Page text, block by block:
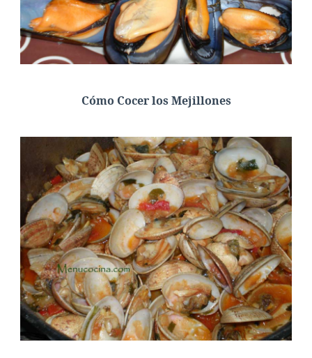
Cómo Cocer los Mejillones